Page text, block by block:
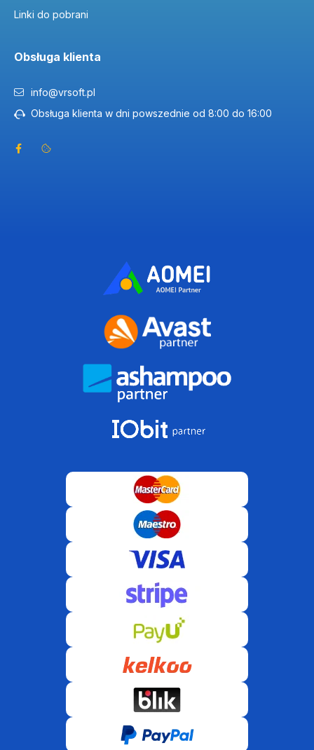
Linki do pobrani
Obsługa klienta
info@vrsoft.pl
Obsługa klienta w dni powszednie od 8:00 do 16:00